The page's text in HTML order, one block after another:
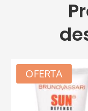
OFERTA